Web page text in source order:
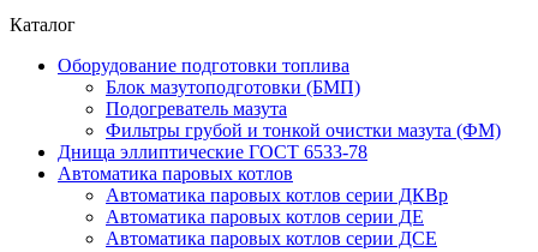
Каталог
Оборудование подготовки топлива
Блок мазутоподготовки (БМП)
Подогреватель мазута
Фильтры грубой и тонкой очистки мазута (ФМ)
Днища эллиптические ГОСТ 6533-78
Автоматика паровых котлов
Автоматика паровых котлов серии ДКВр
Автоматика паровых котлов серии ДЕ
Автоматика паровых котлов серии ДСЕ